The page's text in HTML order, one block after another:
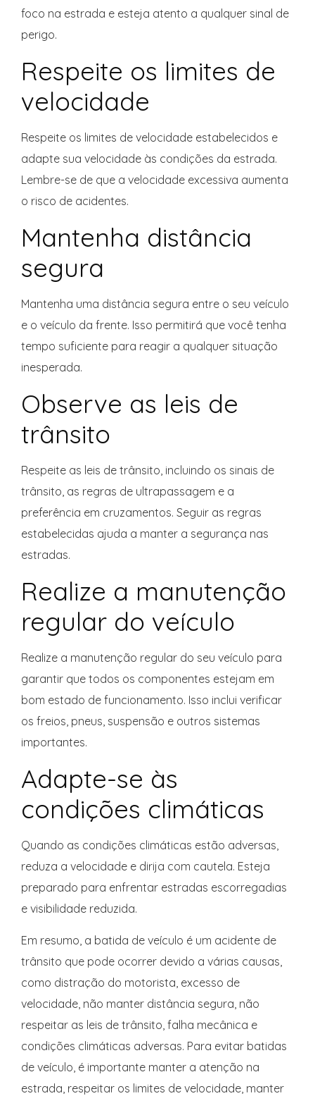
foco na estrada e esteja atento a qualquer sinal de
perigo.
Respeite os limites de
velocidade
Respeite os limites de velocidade estabelecidos e
adapte sua velocidade às condições da estrada.
Lembre-se de que a velocidade excessiva aumenta
o risco de acidentes.
Mantenha distância
segura
Mantenha uma distância segura entre o seu veículo
e o veículo da frente. Isso permitirá que você tenha
tempo suficiente para reagir a qualquer situação
inesperada.
Observe as leis de
trânsito
Respeite as leis de trânsito, incluindo os sinais de
trânsito, as regras de ultrapassagem e a
preferência em cruzamentos. Seguir as regras
estabelecidas ajuda a manter a segurança nas
estradas.
Realize a manutenção
regular do veículo
Realize a manutenção regular do seu veículo para
garantir que todos os componentes estejam em
bom estado de funcionamento. Isso inclui verificar
os freios, pneus, suspensão e outros sistemas
importantes.
Adapte-se às
condições climáticas
Quando as condições climáticas estão adversas,
reduza a velocidade e dirija com cautela. Esteja
preparado para enfrentar estradas escorregadias
e visibilidade reduzida.
Em resumo, a batida de veículo é um acidente de
trânsito que pode ocorrer devido a várias causas,
como distração do motorista, excesso de
velocidade, não manter distância segura, não
respeitar as leis de trânsito, falha mecânica e
condições climáticas adversas. Para evitar batidas
de veículo, é importante manter a atenção na
estrada, respeitar os limites de velocidade, manter